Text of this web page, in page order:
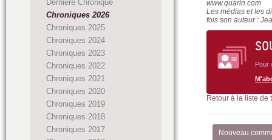
www.quarin.com
Les médias et les
fois son auteur :
Pour
Retour à la liste de
Nouveau
Dernière Chronique
Chroniques 2026
Chroniques 2025
Chroniques 2024
Chroniques 2023
Chroniques 2022
Chroniques 2021
Chroniques 2020
Chroniques 2019
Chroniques 2018
Chroniques 2017